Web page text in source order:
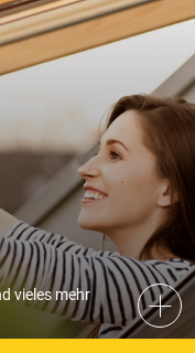
vieles mehr